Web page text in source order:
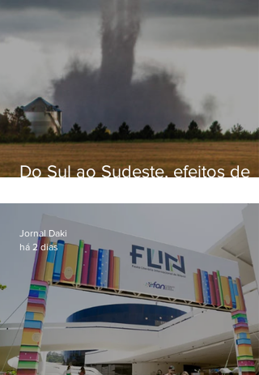
Do Sul ao Sudeste, efeitos de
apreensão na população
Jornal Daki
há 2 dias